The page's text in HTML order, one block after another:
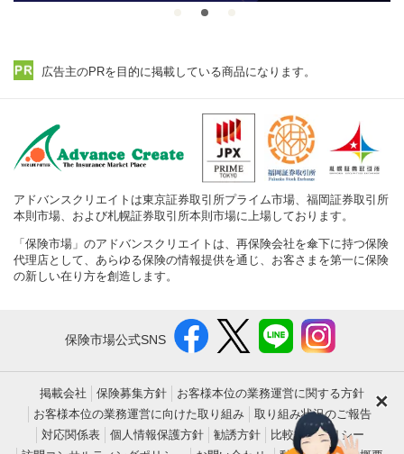
×
広告主のPRを目的に掲載している商品になります。
アドバンスクリエイトは東京証券取引所プライム市場、福岡証券取引所
本則市場、および札幌証券取引所本則市場に上場しております。
「保険市場」のアドバンスクリエイトは、再保険会社を傘下に持つ保険
代理店として、あらゆる保険の情報提供を通じ、お客さまを第一に保険
の新しい在り方を創造します。
保険市場公式SNS
掲載会社 保険募集方針
お客様本位の業務運営に関する方針
お客様本位の業務運営に向けた取り組み
取り組み状況のご報告
対応関係表
個人情報保護方針 勧誘方針
比較表示ポリシー